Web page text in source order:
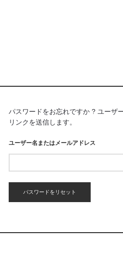
パスワードをお忘れですか ? ユーザ
リンクを送信します。
ユーザー名またはメールアドレス
パスワードをリセット